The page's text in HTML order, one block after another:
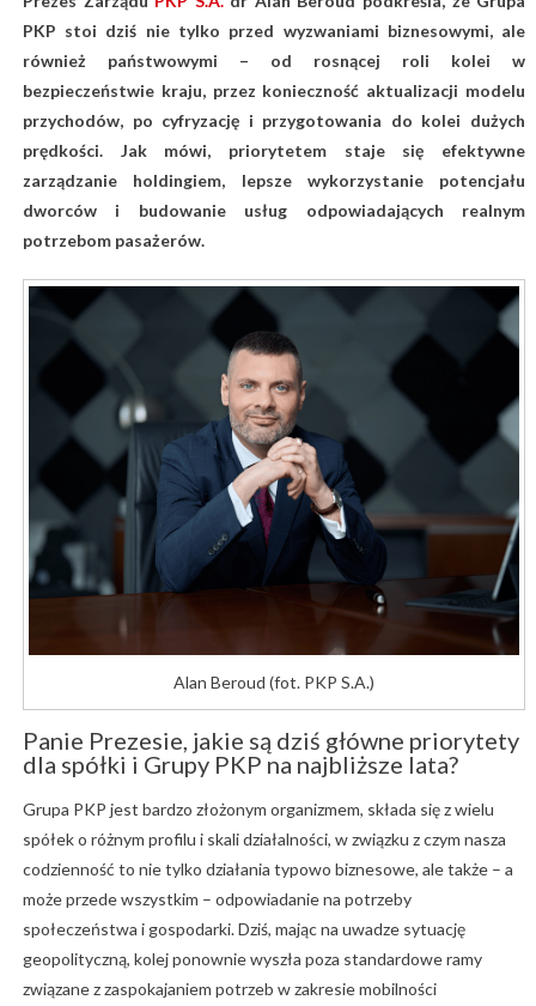
PKP stoi dziś nie tylko przed wyzwaniami biznesowymi, ale
również państwowymi – od rosnącej roli kolei w
bezpieczeństwie kraju, przez konieczność aktualizacji modelu
przychodów, po cyfryzację i przygotowania do kolei dużych
prędkości. Jak mówi, priorytetem staje się efektywne
zarządzanie holdingiem, lepsze wykorzystanie potencjału
dworców i budowanie usług odpowiadających realnym
potrzebom pasażerów.
Alan Beroud (fot. PKP S.A.)
Panie Prezesie, jakie są dziś główne priorytety
dla spółki i Grupy PKP na najbliższe lata?
Grupa PKP jest bardzo złożonym organizmem, składa się z wielu
spółek o różnym profilu i skali działalności, w związku z czym nasza
codzienność to nie tylko działania typowo biznesowe, ale także – a
może przede wszystkim – odpowiadanie na potrzeby
społeczeństwa i gospodarki. Dziś, mając na uwadze sytuację
geopolityczną, kolej ponownie wyszła poza standardowe ramy
związane z zaspokajaniem potrzeb w zakresie mobilności